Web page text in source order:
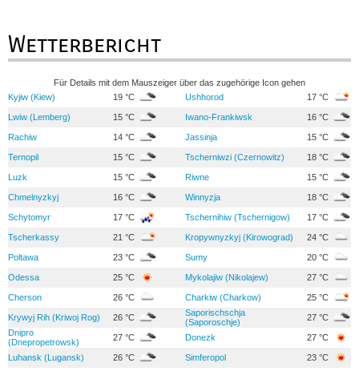
Wetterbericht
Für Details mit dem Mauszeiger über das zugehörige Icon gehen
Kyjiw (Kiew)
19 °C Ushhorod 17 °C
Lwiw (Lemberg) 15 °C Iwano-Frankiwsk 16 °C
Rachiw 14 °C Jassinja 15 °C
Ternopil 15 °C Tscherniwzi (Czernowitz) 18 °C
Luzk 15 °C Riwne 15 °C
Chmelnyzkyj 16 °C Winnyzja 18 °C
Schytomyr 17 °C Tschernihiw (Tschernigow) 17 °C
Tscherkassy 21 °C Kropywnyzkyj (Kirowograd) 24 °C
Poltawa 23 °C Sumy 20 °C
Odessa 25 °C Mykolajiw (Nikolajew) 27 °C
Cherson 26 °C Charkiw (Charkow) 25 °C
Krywyj Rih (Kriwoj Rog) 26 °C
Saporischschja
(Saporoschje)
27 °C
Dnipro
(Dnepropetrowsk)
27 °C Donezk 27 °C
Luhansk (Lugansk) 26 °C Simferopol 23 °C